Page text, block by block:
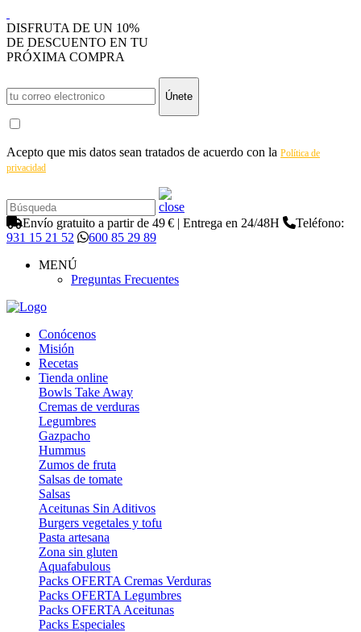
DISFRUTA DE UN 10%
DE DESCUENTO EN TU
PRÓXIMA COMPRA
Únete
Acepto que mis datos sean tratados de acuerdo con la Política de
privacidad
Envío gratuito a partir de 49 € | Entrega en 24/48H
Teléfono:
931 15 21 52
600 85 29 89
MENÚ
Preguntas Frecuentes
Conócenos
Misión
Recetas
Tienda online
Bowls Take Away
Cremas de verduras
Legumbres
Gazpacho
Hummus
Zumos de fruta
Salsas de tomate
Salsas
Aceitunas Sin Aditivos
Burgers vegetales y tofu
Pasta artesana
Zona sin gluten
Aquafabulous
Packs OFERTA Cremas Verduras
Packs OFERTA Legumbres
Packs OFERTA Aceitunas
Packs Especiales